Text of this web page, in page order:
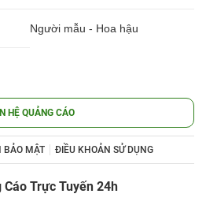
Người mẫu - Hoa hậu
HỆ QUẢNG CÁO
BẢO MẬT ĐIỀU KHOẢN SỬ DỤNG
Cáo Trực Tuyến 24h